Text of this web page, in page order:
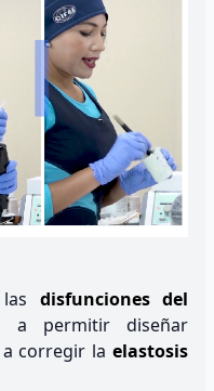
disfunciones del
permitir diseñar
corregir la elastosis